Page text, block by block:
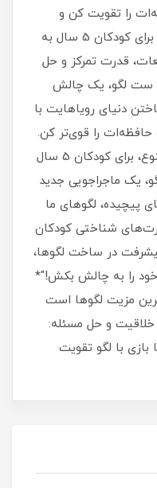
را تقویت کن و
خلاقیتت را شکوفا کن! این لگوها برای کودکان 5 سال به
قدرت تمرکز و حل
ست لگو، یک چالش
دنیای رویاهایت با
را قوی‌تر کن.
این لگوهای جذاب با طرح‌های متنوع، برای کودکان 5 سال
یک ماجراجویی جدید
پیچیده، لگوهای ما
شناختی کودکان
پیشرفت در ساخت لگوها،
را به چالش بکش!"*
مزیت لگوها است
و حل مسئله:
با لگو تقویت